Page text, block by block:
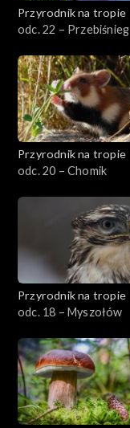
Przyrodnik na tropie
odc. 22 – Przebiśnieg
Przyrodnik na tropie
odc. 20 – Chomik
Przyrodnik na tropie
odc. 18 – Myszołów